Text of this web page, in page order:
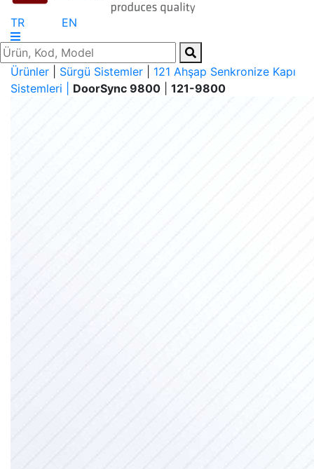
TR EN
Ürünler Sürgü Sistemler
121 Ahşap Senkronize Kapı
Sistemleri |
DoorSync 9800 121-9800